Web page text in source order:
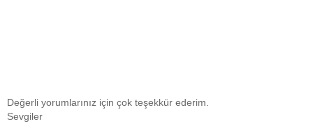
Değerli yorumlarınız için çok teşekkür ederim.
Sevgiler